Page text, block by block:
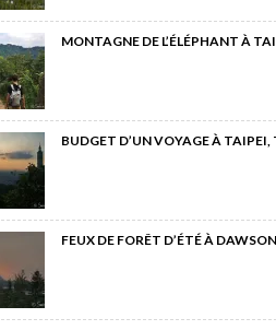
MONTAGNE DE L’ÉLÉPHANT À
BUDGET D’UN VOYAGE À
FEUX DE FORÊT D’ÉTÉ À